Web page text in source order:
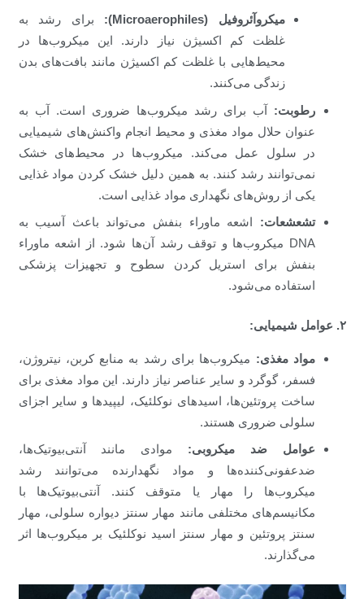
میکروآئروفیل (Microaerophiles):
برای رشد به
غلظت کم اکسیژن نیاز دارند. این میکروب‌ها در
محیط‌هایی با غلظت کم اکسیژن مانند بافت‌های بدن
زندگی می‌کنند.
رطوبت: آب برای رشد میکروب‌ها ضروری است. آب به
عنوان حلال مواد مغذی و محیط انجام واکنش‌های شیمیایی
در سلول عمل می‌کند. میکروب‌ها در محیط‌های خشک
نمی‌توانند رشد کنند. به همین دلیل خشک کردن مواد غذایی
یکی از روش‌های نگهداری مواد غذایی است.
تشعشعات: اشعه ماوراء بنفش می‌تواند باعث آسیب به
DNA میکروب‌ها و توقف رشد آن‌ها شود. از اشعه ماوراء
بنفش برای استریل کردن سطوح و تجهیزات پزشکی
استفاده می‌شود.
۲. عوامل شیمیایی:
مواد مغذی: میکروب‌ها برای رشد به منابع کربن، نیتروژن،
فسفر، گوگرد و سایر عناصر نیاز دارند. این مواد مغذی برای
ساخت پروتئین‌ها، اسیدهای نوکلئیک، لیپیدها و سایر اجزای
سلولی ضروری هستند.
عوامل ضد میکروبی: موادی مانند آنتی‌بیوتیک‌ها،
ضدعفونی‌کننده‌ها و مواد نگهدارنده می‌توانند رشد
میکروب‌ها را مهار یا متوقف کنند. آنتی‌بیوتیک‌ها با
مکانیسم‌های مختلفی مانند مهار سنتز دیواره سلولی، مهار
سنتز پروتئین و مهار سنتز اسید نوکلئیک بر میکروب‌ها اثر
می‌گذارند.